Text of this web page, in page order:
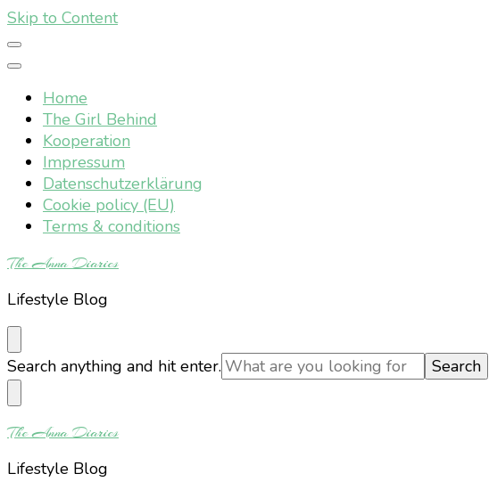
Skip to Content
Home
The Girl Behind
Kooperation
Impressum
Datenschutzerklärung
Cookie policy (EU)
Terms & conditions
The Anna Diaries
Lifestyle Blog
Looking
for
Something?
Search anything and hit enter.
The Anna Diaries
Lifestyle Blog